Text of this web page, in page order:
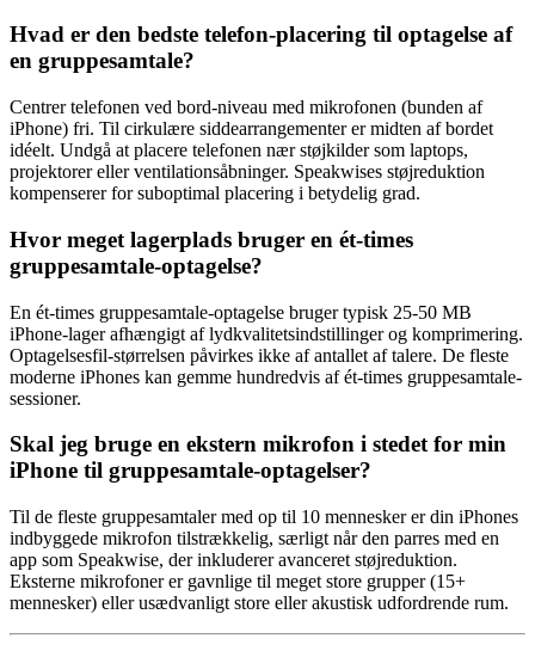
Hvad er den bedste telefon-placering til optagelse af
en gruppesamtale?
Centrer telefonen ved bord-niveau med mikrofonen (bunden af
iPhone) fri. Til cirkulære siddearrangementer er midten af bordet
idéelt. Undgå at placere telefonen nær støjkilder som laptops,
projektorer eller ventilationsåbninger. Speakwises støjreduktion
kompenserer for suboptimal placering i betydelig grad.
Hvor meget lagerplads bruger en ét-times
gruppesamtale-optagelse?
En ét-times gruppesamtale-optagelse bruger typisk 25-50 MB
iPhone-lager afhængigt af lydkvalitetsindstillinger og komprimering.
Optagelsesfil-størrelsen påvirkes ikke af antallet af talere. De fleste
moderne iPhones kan gemme hundredvis af ét-times gruppesamtale-
sessioner.
Skal jeg bruge en ekstern mikrofon i stedet for min
iPhone til gruppesamtale-optagelser?
Til de fleste gruppesamtaler med op til 10 mennesker er din iPhones
indbyggede mikrofon tilstrækkelig, særligt når den parres med en
app som Speakwise, der inkluderer avanceret støjreduktion.
Eksterne mikrofoner er gavnlige til meget store grupper (15+
mennesker) eller usædvanligt store eller akustisk udfordrende rum.